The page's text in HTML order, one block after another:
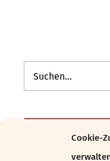
Cookie-
Suche
nach:
Beliebt